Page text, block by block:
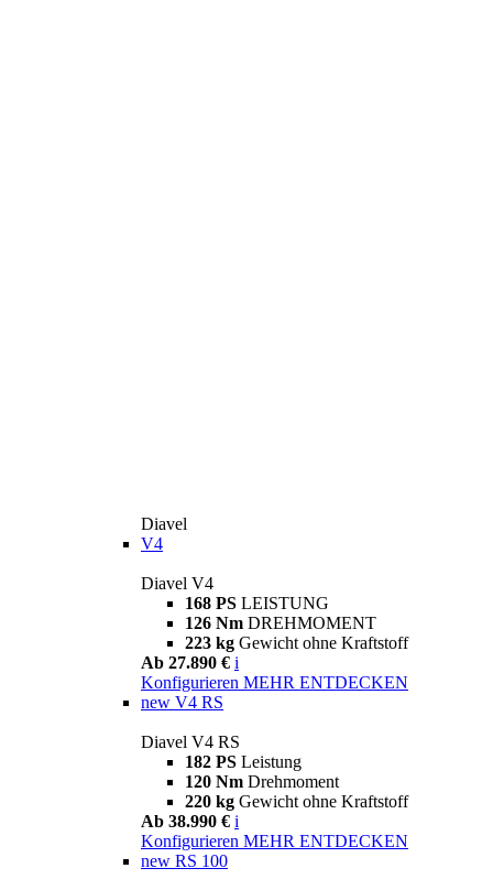
Diavel
V4
Diavel V4
168 PS LEISTUNG
126 Nm DREHMOMENT
223 kg Gewicht ohne Kraftstoff
Ab 27.890 € i
Konfigurieren MEHR ENTDECKEN
new V4 RS
Diavel V4 RS
182 PS Leistung
120 Nm Drehmoment
220 kg Gewicht ohne Kraftstoff
Ab 38.990 € i
Konfigurieren MEHR ENTDECKEN
new RS 100